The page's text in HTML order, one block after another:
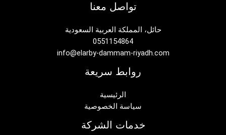
تواصل معنا
حائل، المملكة العربية السعودية
0551154864
info@elarby-dammam-riyadh.com
روابط سريعة
الرئيسية
سياسة الخصوصية
خدمات الشركة